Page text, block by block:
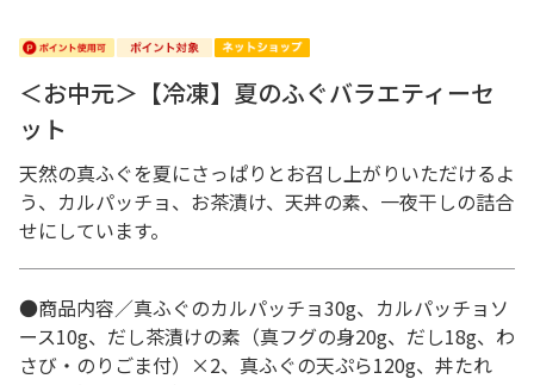
＜お中元＞【冷凍】夏のふぐバラエティーセ
ット
天然の真ふぐを夏にさっぱりとお召し上がりいただけるよ
う、カルパッチョ、お茶漬け、天丼の素、一夜干しの詰合
せにしています。
●商品内容／真ふぐのカルパッチョ30g、カルパッチョソ
ース10g、だし茶漬けの素（真フグの身20g、だし18g、わ
さび・のりごま付）×2、真ふぐの天ぷら120g、丼たれ